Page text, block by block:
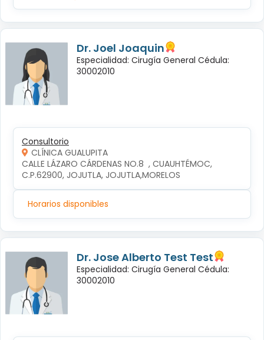
Dr. Joel Joaquin
Especialidad: Cirugía General Cédula:
30002010
Consultorio
CLÍNICA GUALUPITA
CALLE LÁZARO CÁRDENAS NO.8  , CUAUHTÉMOC,
C.P.62900, JOJUTLA, JOJUTLA,MORELOS
Horarios disponibles
Dr. Jose Alberto Test Test
Especialidad: Cirugía General Cédula:
30002010